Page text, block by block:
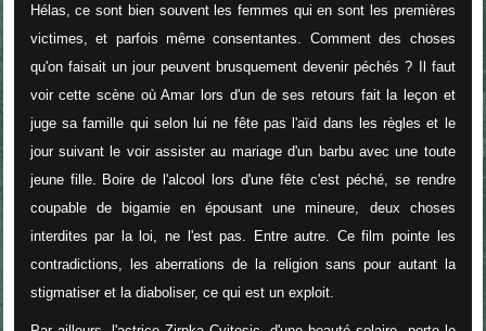
Hélas, ce sont bien souvent les femmes qui en sont les premières
victimes, et parfois même consentantes. Comment des choses
qu'on faisait un jour peuvent brusquement devenir péchés ? Il faut
voir cette scène où Amar lors d'un de ses retours fait la leçon et
juge sa famille qui selon lui ne fête pas l'aïd dans les règles et le
jour suivant le voir assister au mariage d'un barbu avec une toute
jeune fille. Boire de l'alcool lors d'une fête c'est péché, se rendre
coupable de bigamie en épousant une mineure, deux choses
interdites par la loi, ne l'est pas. Entre autre. Ce film pointe les
contradictions, les aberrations de la religion sans pour autant la
stigmatiser et la diaboliser, ce qui est un exploit.